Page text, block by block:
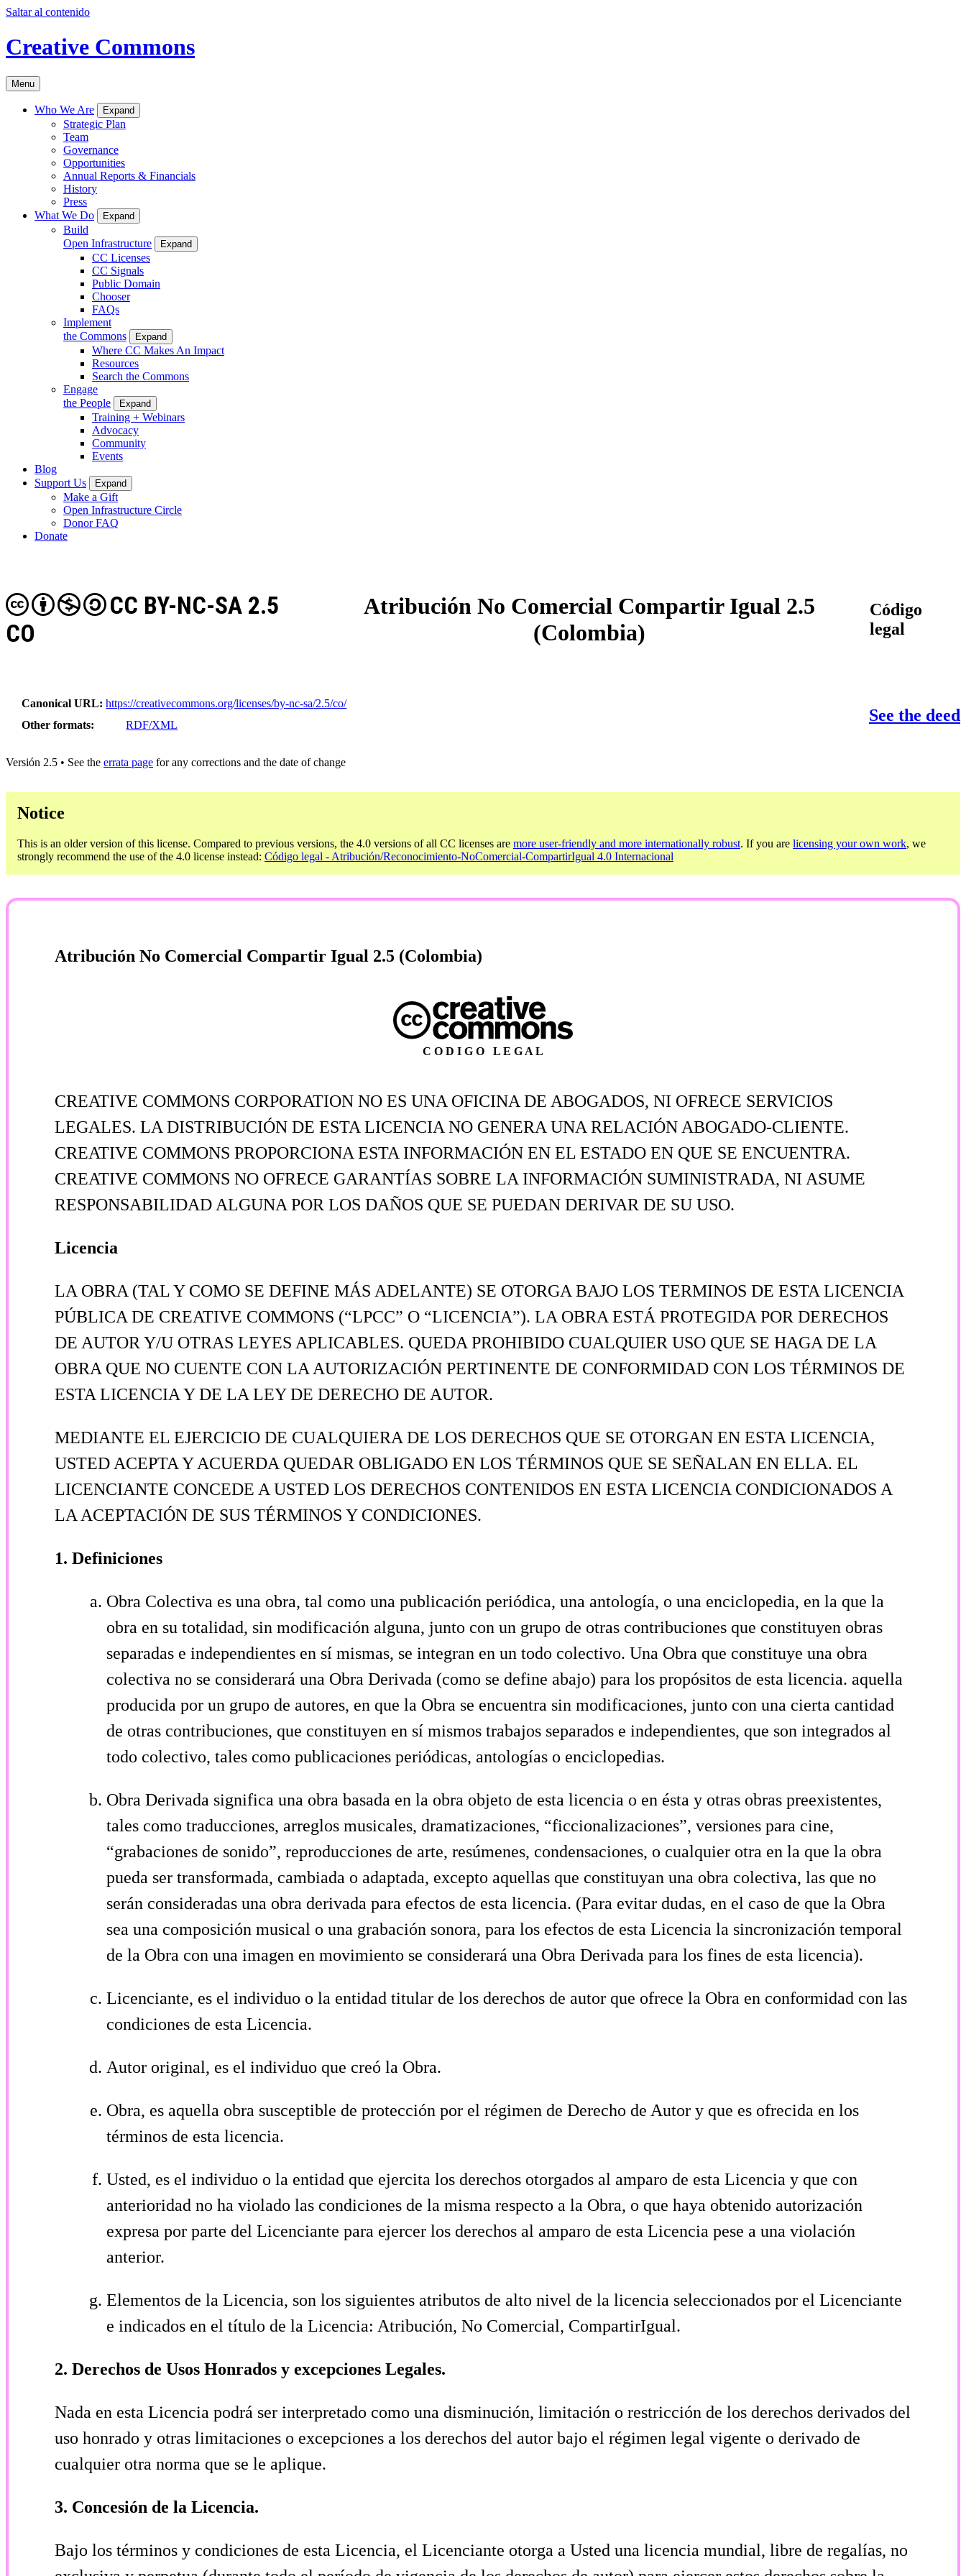
Saltar al contenido
Creative Commons
Menu
Who We Are Expand
Strategic Plan
Team
Governance
Opportunities
Annual Reports & Financials
History
Press
What We Do
Expand
Build
Open Infrastructure
Expand
CC Licenses
CC Signals
Public Domain
Chooser
FAQs
Implement
the Commons
Expand
Where CC Makes An Impact
Resources
Search the Commons
Engage
the People
Expand
Training + Webinars
Advocacy
Community
Events
Blog
Support Us
Expand
Make a Gift
Open Infrastructure Circle
Donor FAQ
Donate
Atribución No Comercial Compartir Igual 2.5
(Colombia)
CC BY-NC-SA 2.5
CO
Código
legal
Canonical URL
https://creativecommons.org/licenses/by-nc-sa/2.5/co/
Other formats
RDF/XML
See the deed
Versión 2.5 • See the errata page for any corrections and the date of change
Notice
This is an older version of this license. Compared to previous versions, the 4.0 versions of all CC licenses are more user-friendly and more internationally robust. If you are licensing your own work, we
strongly recommend the use of the 4.0 license instead: Código legal - Atribución/Reconocimiento-NoComercial-CompartirIgual 4.0 Internacional
Atribución No Comercial Compartir Igual 2.5 (Colombia)
C O D I G O L E G A L
CREATIVE COMMONS CORPORATION NO ES UNA OFICINA DE ABOGADOS, NI OFRECE SERVICIOS
LEGALES. LA DISTRIBUCIÓN DE ESTA LICENCIA NO GENERA UNA RELACIÓN ABOGADO-CLIENTE.
CREATIVE COMMONS PROPORCIONA ESTA INFORMACIÓN EN EL ESTADO EN QUE SE ENCUENTRA.
CREATIVE COMMONS NO OFRECE GARANTÍAS SOBRE LA INFORMACIÓN SUMINISTRADA, NI ASUME
RESPONSABILIDAD ALGUNA POR LOS DAÑOS QUE SE PUEDAN DERIVAR DE SU USO.
Licencia
LA OBRA (TAL Y COMO SE DEFINE MÁS ADELANTE) SE OTORGA BAJO LOS TERMINOS DE ESTA LICENCIA
PÚBLICA DE CREATIVE COMMONS (“LPCC” O “LICENCIA”). LA OBRA ESTÁ PROTEGIDA POR DERECHOS
DE AUTOR Y/U OTRAS LEYES APLICABLES. QUEDA PROHIBIDO CUALQUIER USO QUE SE HAGA DE LA
OBRA QUE NO CUENTE CON LA AUTORIZACIÓN PERTINENTE DE CONFORMIDAD CON LOS TÉRMINOS DE
ESTA LICENCIA Y DE LA LEY DE DERECHO DE AUTOR.
MEDIANTE EL EJERCICIO DE CUALQUIERA DE LOS DERECHOS QUE SE OTORGAN EN ESTA LICENCIA,
USTED ACEPTA Y ACUERDA QUEDAR OBLIGADO EN LOS TÉRMINOS QUE SE SEÑALAN EN ELLA. EL
LICENCIANTE CONCEDE A USTED LOS DERECHOS CONTENIDOS EN ESTA LICENCIA CONDICIONADOS A
LA ACEPTACIÓN DE SUS TÉRMINOS Y CONDICIONES.
1. Definiciones
Obra Colectiva es una obra, tal como una publicación periódica, una antología, o una enciclopedia, en la que la
obra en su totalidad, sin modificación alguna, junto con un grupo de otras contribuciones que constituyen obras
separadas e independientes en sí mismas, se integran en un todo colectivo. Una Obra que constituye una obra
colectiva no se considerará una Obra Derivada (como se define abajo) para los propósitos de esta licencia. aquella
producida por un grupo de autores, en que la Obra se encuentra sin modificaciones, junto con una cierta cantidad
de otras contribuciones, que constituyen en sí mismos trabajos separados e independientes, que son integrados al
todo colectivo, tales como publicaciones periódicas, antologías o enciclopedias.
Obra Derivada significa una obra basada en la obra objeto de esta licencia o en ésta y otras obras preexistentes,
tales como traducciones, arreglos musicales, dramatizaciones, “ficcionalizaciones”, versiones para cine,
“grabaciones de sonido”, reproducciones de arte, resúmenes, condensaciones, o cualquier otra en la que la obra
pueda ser transformada, cambiada o adaptada, excepto aquellas que constituyan una obra colectiva, las que no
serán consideradas una obra derivada para efectos de esta licencia. (Para evitar dudas, en el caso de que la Obra
sea una composición musical o una grabación sonora, para los efectos de esta Licencia la sincronización temporal
de la Obra con una imagen en movimiento se considerará una Obra Derivada para los fines de esta licencia).
Licenciante, es el individuo o la entidad titular de los derechos de autor que ofrece la Obra en conformidad con las
condiciones de esta Licencia.
Autor original, es el individuo que creó la Obra.
Obra, es aquella obra susceptible de protección por el régimen de Derecho de Autor y que es ofrecida en los
términos de esta licencia.
Usted, es el individuo o la entidad que ejercita los derechos otorgados al amparo de esta Licencia y que con
anterioridad no ha violado las condiciones de la misma respecto a la Obra, o que haya obtenido autorización
expresa por parte del Licenciante para ejercer los derechos al amparo de esta Licencia pese a una violación
anterior.
Elementos de la Licencia, son los siguientes atributos de alto nivel de la licencia seleccionados por el Licenciante
e indicados en el título de la Licencia: Atribución, No Comercial, CompartirIgual.
2. Derechos de Usos Honrados y excepciones Legales.
Nada en esta Licencia podrá ser interpretado como una disminución, limitación o restricción de los derechos derivados del
uso honrado y otras limitaciones o excepciones a los derechos del autor bajo el régimen legal vigente o derivado de
cualquier otra norma que se le aplique.
3. Concesión de la Licencia.
Bajo los términos y condiciones de esta Licencia, el Licenciante otorga a Usted una licencia mundial, libre de regalías, no